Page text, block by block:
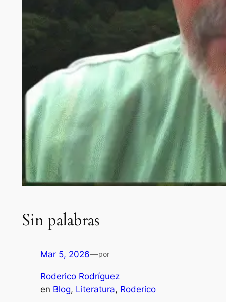
Sin palabras
Mar 5, 2026—por
Roderico Rodríguez
en Blog, Literatura, Roderico